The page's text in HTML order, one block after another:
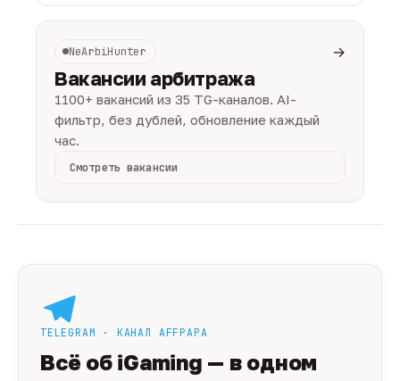
NeArbiHunter →
Вакансии арбитража
1100+ вакансий из 35 TG-каналов. AI-
фильтр, без дублей, обновление каждый
час.
Смотреть вакансии
TELEGRAM · КАНАЛ AFFPAPA
Всё об iGaming — в одном